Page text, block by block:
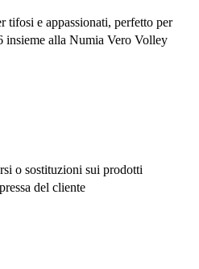
tifosi e appassionati, perfetto per
insieme alla Numia Vero Volley
o sostituzioni sui prodotti
del cliente